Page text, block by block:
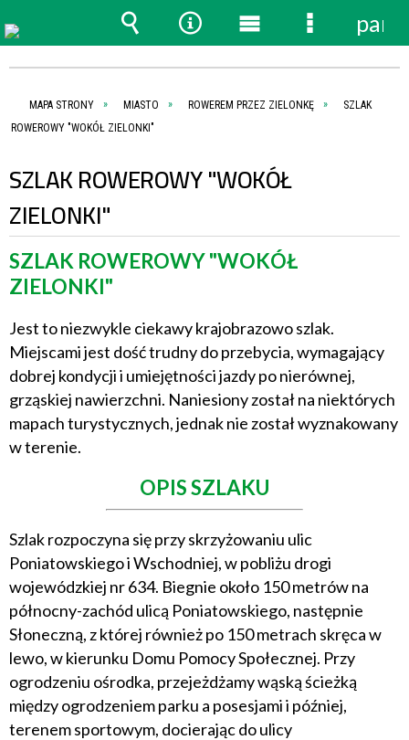
MAPA STRONY MIASTO ROWEREM PRZEZ ZIELONKĘ
SZLAK
ROWEROWY "WOKÓŁ ZIELONKI"
SZLAK ROWEROWY "WOKÓŁ
ZIELONKI"
SZLAK ROWEROWY "WOKÓŁ
ZIELONKI"
Jest to niezwykle ciekawy krajobrazowo szlak.
Miejscami jest dość trudny do przebycia, wymagający
dobrej kondycji i umiejętności jazdy po nierównej,
grząskiej nawierzchni. Naniesiony został na niektórych
mapach turystycznych, jednak nie został wyznakowany
w terenie.
OPIS SZLAKU
Szlak rozpoczyna się przy skrzyżowaniu ulic
Poniatowskiego i Wschodniej, w pobliżu drogi
wojewódzkiej nr 634. Biegnie około 150 metrów na
północny-zachód ulicą Poniatowskiego, następnie
Słoneczną, z której również po 150 metrach skręca w
lewo, w kierunku Domu Pomocy Społecznej. Przy
ogrodzeniu ośrodka, przejeżdżamy wąską ścieżką
między ogrodzeniem parku a posesjami i później,
terenem sportowym, docierając do ulicy
Wyszukiwarka
Narzędzia
Menu
główne
Menu